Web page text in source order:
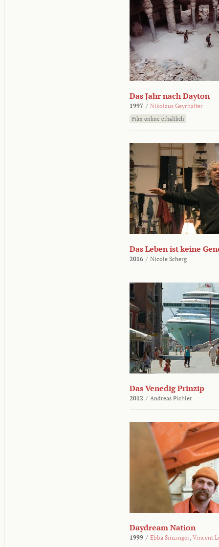
Das Jahr nach Dayton
1997 / Nikolaus Geyrhalter
Film online erhältlich
Das Leben ist keine
2016 / Nicole Scherg
Das Venedig Prinzip
2012 / Andreas Pichler
Daydream Nation
1999 / Ebba Sinzinger, Vincent